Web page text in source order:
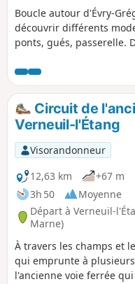
Boucle autour d'Évry-
découvrir différents
ponts, gués, passerelle.
monuments historiques.
longer le Prieuré de
Circuit de
Verneuil-l'Étang
Visorandonneur
12,63 km
+67 m
3h 50
Moyenne
Départ à Verneuil-
Marne)
À travers les champs et
qui emprunte à
l'ancienne voie ferrée